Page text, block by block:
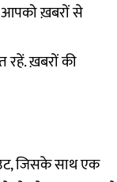
ख़बरों से
रहें. ख़बरों की